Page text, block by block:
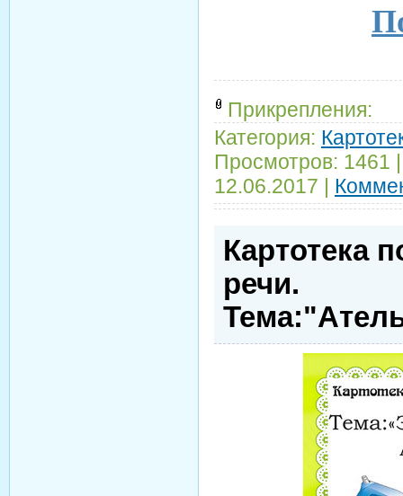
Прикрепления:
Категория:
Просмотров: 1461
12.06.2017
Картотека
речи.